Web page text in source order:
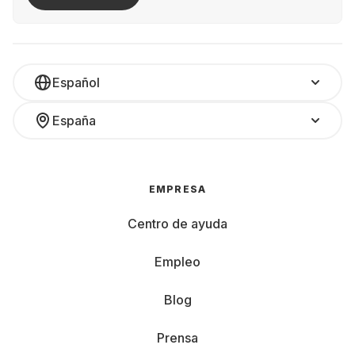
Español
España
EMPRESA
Centro de ayuda
Empleo
Blog
Prensa